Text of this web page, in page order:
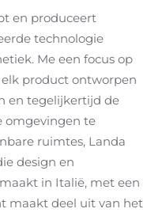
en produceert
technologie
Me een focus op
product ontworpen
en tegelijkertijd de
omgevingen te
ruimtes, Landa
design en
in Italië, met een
maakt deel uit van het